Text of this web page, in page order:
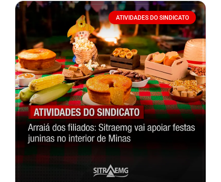
ATIVIDADES DO SINDICATO